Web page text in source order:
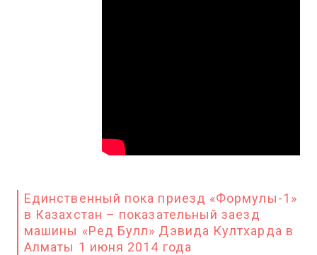
Единственный пока приезд «Формулы-1»
в Казахстан – показательный заезд
машины «Ред Булл» Дэвида Култхарда в
Алматы 1 июня 2014 года